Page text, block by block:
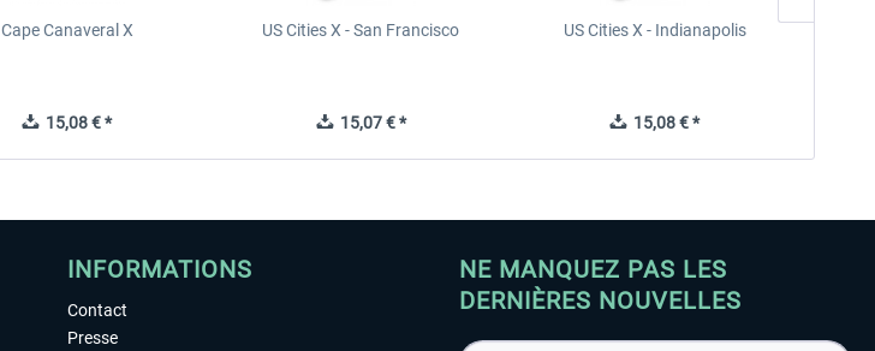
Cape Canaveral X
15,08 € *
US Cities X - San Francisco
15,07 € *
US Cities X - Indianapolis
15,08 € *
INFORMATIONS
Contact
Presse
NE MANQUEZ PAS LES
DERNIÈRES NOUVELLES